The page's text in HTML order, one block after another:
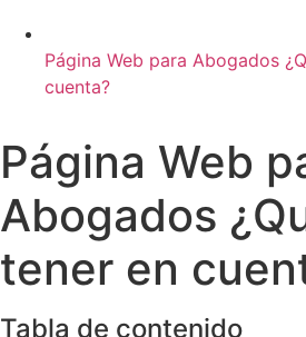
Página Web para Abogados
cuenta?
Página Web
Abogados
tener en
Tabla de contenido